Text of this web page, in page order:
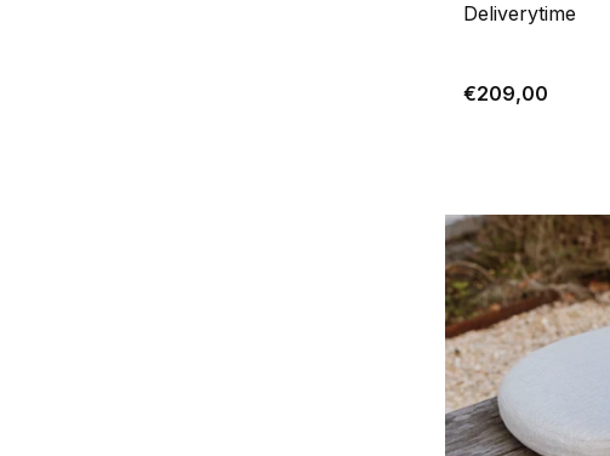
Deliverytime
€209,00